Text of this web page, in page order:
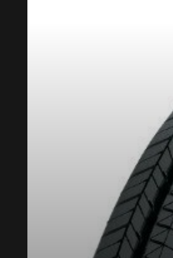
POUR UN TEMPS